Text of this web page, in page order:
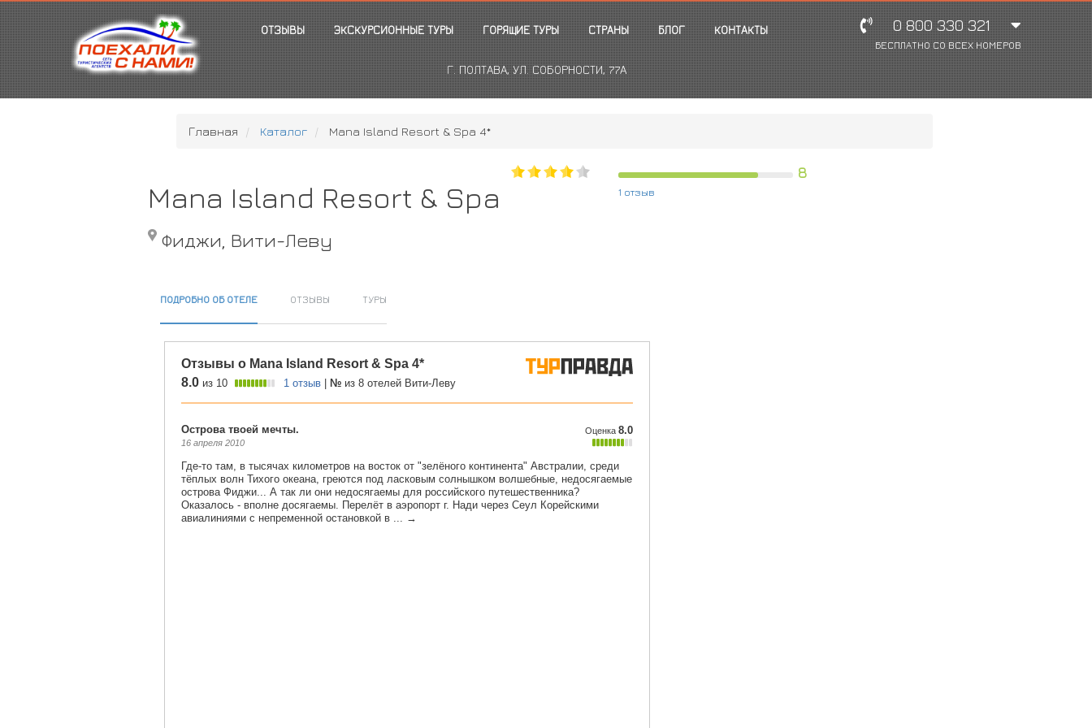
ОТЗЫВЫ ЭКСКУРСИОННЫЕ ТУРЫ ГОРЯЩИЕ ТУРЫ СТРАНЫ БЛОГ КОНТАКТЫ
Г. ПОЛТАВА, УЛ. СОБОРНОСТИ, 77А
0 800 330 321
БЕСПЛАТНО СО ВСЕХ НОМЕРОВ
Главная Каталог Mana Island Resort & Spa 4*
Mana Island Resort & Spa
Фиджи, Вити-Леву
8
1 отзыв
ПОДРОБНО ОБ ОТЕЛЕ ОТЗЫВЫ ТУРЫ